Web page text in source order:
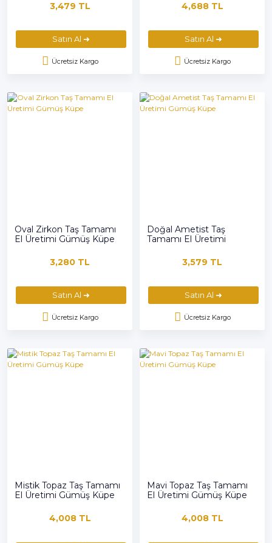
3,479 TL
Satın Al ➜
Ücretsiz Kargo
4,688 TL
Satın Al ➜
Ücretsiz Kargo
Oval Zirkon Taş Tamamı
El Üretimi Gümüş Küpe
3,280 TL
Satın Al ➜
Ücretsiz Kargo
Doğal Ametist Taş
Tamamı El Üretimi
3,579 TL
Satın Al ➜
Ücretsiz Kargo
Mistik Topaz Taş Tamamı
El Üretimi Gümüş Küpe
4,008 TL
Mavi Topaz Taş Tamamı
El Üretimi Gümüş Küpe
4,008 TL